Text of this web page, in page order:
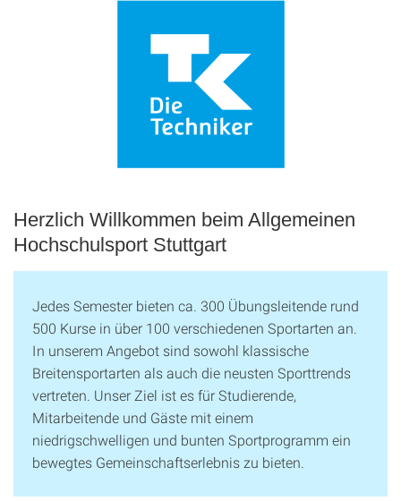
Herzlich Willkommen beim Allgemeinen
Hochschulsport Stuttgart
Jedes Semester bieten ca. 300 Übungsleitende rund
500 Kurse in über 100 verschiedenen Sportarten an.
In unserem Angebot sind sowohl klassische
Breitensportarten als auch die neusten Sporttrends
vertreten. Unser Ziel ist es für Studierende,
Mitarbeitende und Gäste mit einem
niedrigschwelligen und bunten Sportprogramm ein
bewegtes Gemeinschaftserlebnis zu bieten.